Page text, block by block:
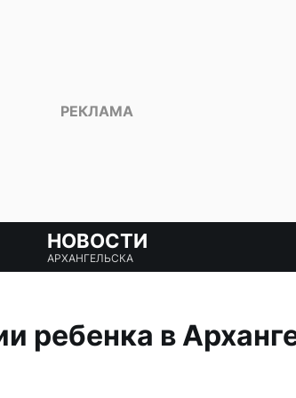
НОВОСТИ
АРХАНГЕЛЬСКА
ребенка в